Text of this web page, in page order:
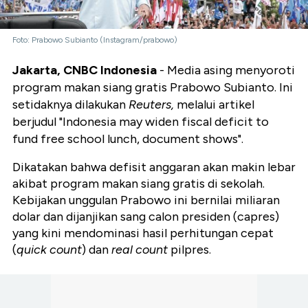
Foto: Prabowo Subianto (Instagram/prabowo)
Jakarta, CNBC Indonesia - Media asing menyoroti
program makan siang gratis Prabowo Subianto. Ini
setidaknya dilakukan Reuters, melalui artikel
berjudul "Indonesia may widen fiscal deficit to
fund free school lunch, document shows".
Dikatakan bahwa defisit anggaran akan makin lebar
akibat program makan siang gratis di sekolah.
Kebijakan unggulan Prabowo ini bernilai miliaran
dolar dan dijanjikan sang calon presiden (capres)
yang kini mendominasi hasil perhitungan cepat
(quick count) danreal count pilpres.